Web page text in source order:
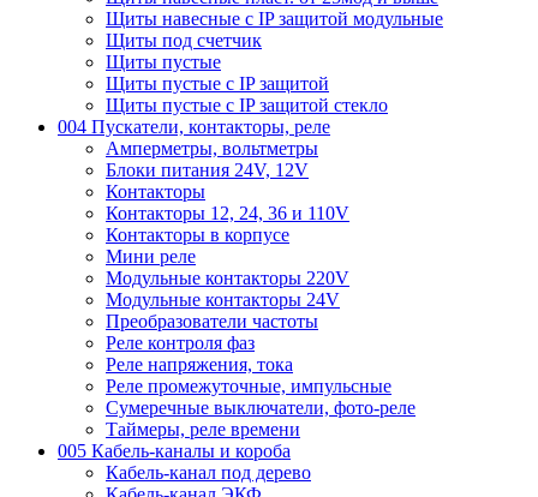
Щиты навесные с IP защитой модульные
Щиты под счетчик
Щиты пустые
Щиты пустые с IP защитой
Щиты пустые с IP защитой стекло
004 Пускатели, контакторы, реле
Амперметры, вольтметры
Блоки питания 24V, 12V
Контакторы
Контакторы 12, 24, 36 и 110V
Контакторы в корпусе
Мини реле
Модульные контакторы 220V
Модульные контакторы 24V
Преобразователи частоты
Реле контроля фаз
Реле напряжения, тока
Реле промежуточные, импульсные
Сумеречные выключатели, фото-реле
Таймеры, реле времени
005 Кабель-каналы и короба
Кабель-канал под дерево